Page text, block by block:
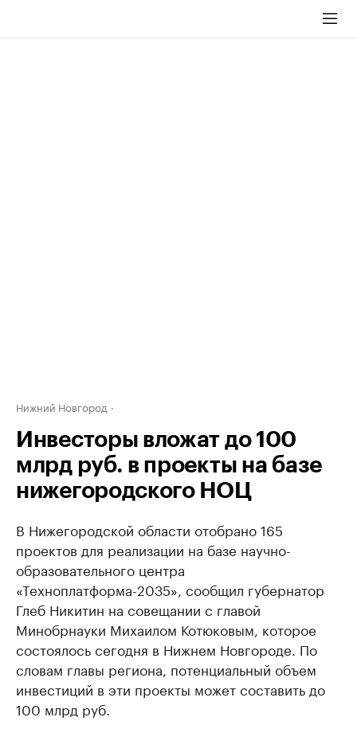
Нижний Новгород
Инвесторы вложат до 100
млрд руб. в проекты на базе
нижегородского НОЦ
В Нижегородской области отобрано 165
проектов для реализации на базе научно-
образовательного центра
«Техноплатформа-2035», сообщил губернатор
Глеб Никитин на совещании с главой
Минобрнауки Михаилом Котюковым, которое
состоялось сегодня в Нижнем Новгороде. По
словам главы региона, потенциальный объем
инвестиций в эти проекты может составить до
100 млрд руб.